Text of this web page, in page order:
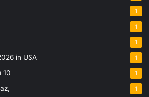
1
1
1
in USA 1
10 1
1